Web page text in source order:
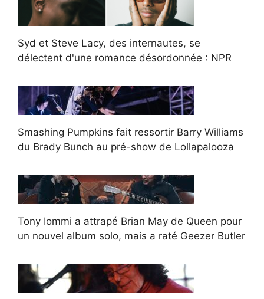
Syd et Steve Lacy, des internautes, se
délectent d'une romance désordonnée : NPR
Smashing Pumpkins fait ressortir Barry Williams
du Brady Bunch au pré-show de Lollapalooza
Tony Iommi a attrapé Brian May de Queen pour
un nouvel album solo, mais a raté Geezer Butler